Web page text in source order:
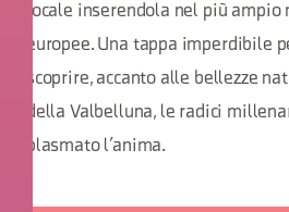
locale inserendola nel più
europee. Una tappa imperdibile
scoprire, accanto alle bellezze
della Valbelluna, le radici
plasmato l’anima.